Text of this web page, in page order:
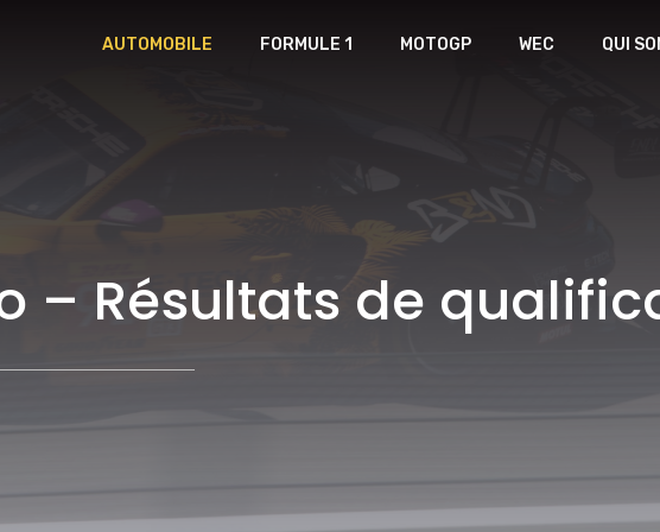
AUTOMOBILE FORMULE 1 MOTOGP WEC QUI
– Résultats de